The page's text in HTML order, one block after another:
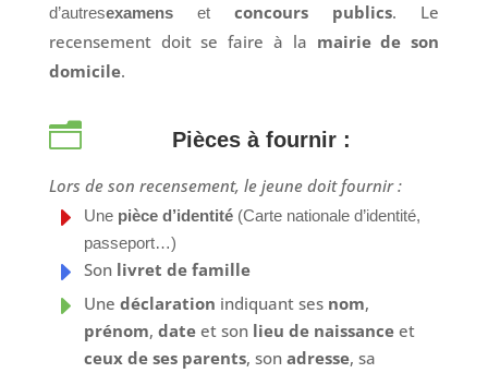
d’autresexamenset concours publics. Le
recensement doit se faire à la mairie de son
domicile.
n Pièces à fournir :
Lors de son recensement, le jeune doit fournir :
E Une pièce d’identité(Carte nationale d’identité,
passeport…)
E Son livret de famille
E Une déclaration indiquant ses nom,
prénom, dateet son lieu de naissanceet
ceux de ses parents, son adresse, sa